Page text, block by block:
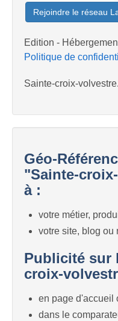
Rejoindre le réseau
Edition -
Politique de
Sainte-croix-
Géo-
"Sainte-
à :
votre métier,
votre site, blog ou
Publicité sur
croix-
en page d'accueil
dans le